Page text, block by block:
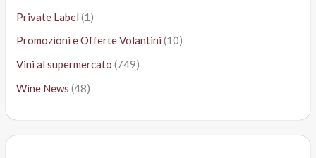
Private Label (1)
Promozioni e Offerte Volantini (10)
Vini al supermercato (749)
Wine News (48)